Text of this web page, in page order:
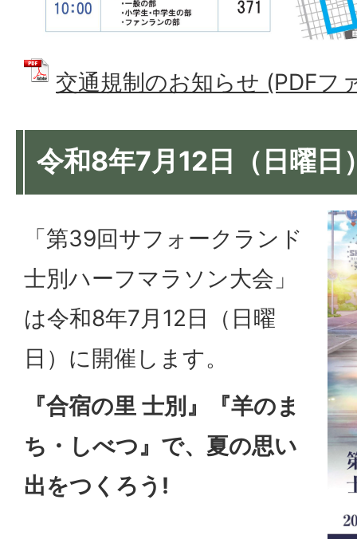
交通規制のお知らせ (PDFフ
令和8年7月12日（日曜日
「第39回サフォークランド
士別ハーフマラソン大会」
は令和8年7月12日（日曜
日）に開催します。
『合宿の里 士別』『羊のま
ち・しべつ』で、夏の思い
出をつくろう!